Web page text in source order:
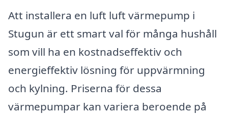
Att installera en luft luft värmepump i
Stugun är ett smart val för många hushåll
som vill ha en kostnadseffektiv och
energieffektiv lösning för uppvärmning
och kylning. Priserna för dessa
värmepumpar kan variera beroende på